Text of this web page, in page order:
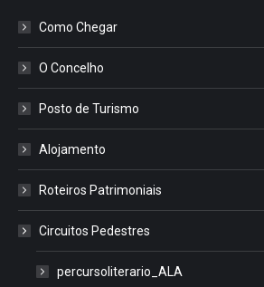
Como Chegar
O Concelho
Posto de Turismo
Alojamento
Roteiros Patrimoniais
Circuitos Pedestres
percursoliterario_ALA